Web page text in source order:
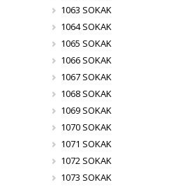
1063 SOKAK
1064 SOKAK
1065 SOKAK
1066 SOKAK
1067 SOKAK
1068 SOKAK
1069 SOKAK
1070 SOKAK
1071 SOKAK
1072 SOKAK
1073 SOKAK